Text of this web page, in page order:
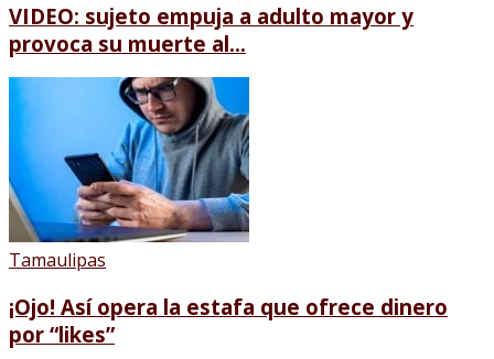
VIDEO: sujeto empuja a adulto mayor y
provoca su muerte al...
Tamaulipas
¡Ojo! Así opera la estafa que ofrece dinero
por “likes”